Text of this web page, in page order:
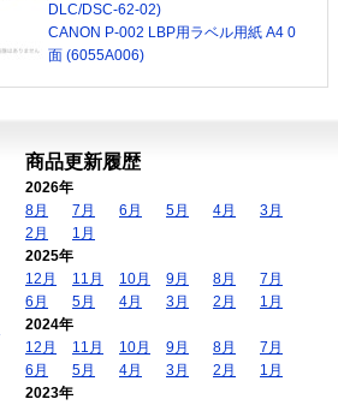
DLC/DSC-62-02)
CANON P-002 LBP用ラベル用紙 A4 0
面 (6055A006)
商品更新履歴
2026年
8月
7月 6月 5月 4月
3月
2月
1月
2025年
12月
11月 10月 9月 8月
7月
6月
5月 4月 3月 2月
1月
2024年
12月
11月 10月 9月 8月
7月
6月
5月 4月 3月 2月
1月
2023年